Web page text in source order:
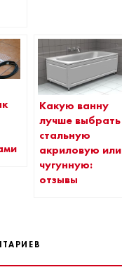
Какую ванну
лучше выбрать
стальную
акриловую или
чугунную:
отзывы